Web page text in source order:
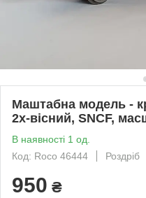
Маштабна модель -
2х-вiсний, SNCF,
В наявності 1 од.
Код: Roco 46444
Роздріб
950 ₴